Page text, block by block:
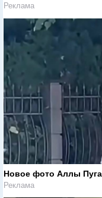
Реклама
Новое фото Аллы
Реклама